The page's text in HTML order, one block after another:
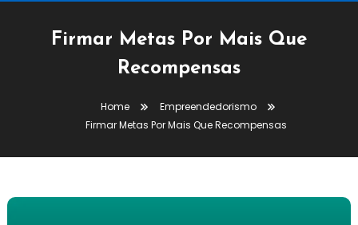
Firmar Metas Por Mais Que
Recompensas
Home
Empreendedorismo
Firmar Metas Por Mais Que Recompensas